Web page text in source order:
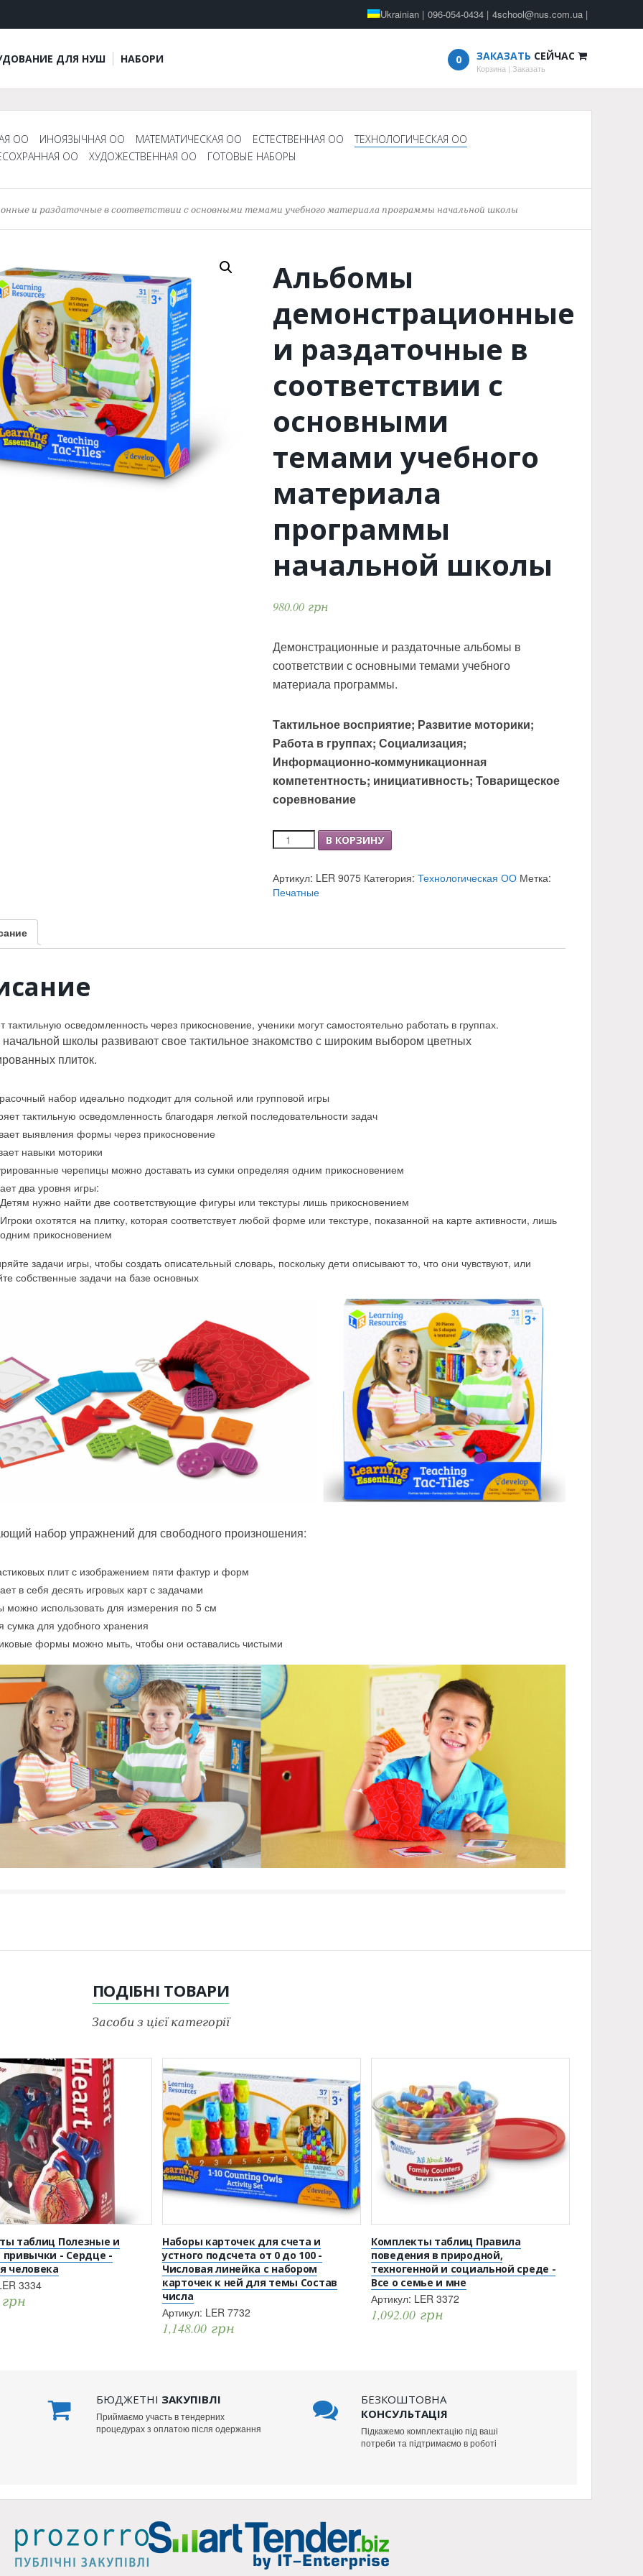
Ukrainian | 096-054-0434 | 4school@nus.com.ua |
ДЛЯ НУШ НАБОРИ 0 ЗАКАЗАТЬ СЕЙЧАС
Корзина | Заказать
ОО ИНОЯЗЫЧНАЯ ОО МАТЕМАТИЧЕСКАЯ ОО ЕСТЕСТВЕННАЯ ОО
ТЕХНОЛОГИЧЕСКАЯ ОО
ОО
ХУДОЖЕСТВЕННАЯ ОО ГОТОВЫЕ НАБОРЫ
и раздаточные в соответствии с основными темами учебного материала программы начальной школы
Альбомы
демонстрационные
и раздаточные в
соответствии с
основными
темами учебного
материала
программы
начальной школы
980.00 грн
Демонстрационные и раздаточные альбомы в
соответствии с основными темами учебного
материала программы.
Тактильное восприятие; Развитие моторики;
Работа в группах; Социализация;
Информационно-коммуникационная
компетентность; инициативность; Товарищеское
соревнование
Количество
Альбомы
и
раздаточные
основными
начальной
школы
В КОРЗИНУ
Артикул: LER 9075 Категория:Технологическая ОО Метка:
Печатные
осведомленность через прикосновение, ученики могут самостоятельно работать в группах.
начальной школы развивают свое тактильное знакомство с широким выбором цветных
плиток.
набор идеально подходит для сольной или групповой игры
тактильную осведомленность благодаря легкой последовательности задач
выявления формы через прикосновение
навыки моторики
черепицы можно доставать из сумки определяя одним прикосновением
два уровня игры:
Детям нужно найти две соответствующие фигуры или текстуры лишь прикосновением
Игроки охотятся на плитку, которая соответствует любой форме или текстуре, показанной на карте активности, лишь
одним прикосновением
задачи игры, чтобы создать описательный словарь, поскольку дети описывают то, что они чувствуют, или
собственные задачи на базе основных
набор упражнений для свободного произношения:
плит с изображением пяти фактур и форм
в себя десять игровых карт с задачами
использовать для измерения по 5 см
сумка для удобного хранения
формы можно мыть, чтобы они оставались чистыми
ПОДІБНІ ТОВАРИ
Засоби з цієї категорії
таблиц Полезные и
- Сердце -
человека
3334
грн
Наборы карточек для счета и
устного подсчета от 0 до 100 -
Числовая линейка с набором
карточек к ней для темы Состав
числа
Артикул: LER 7732
1,148.00 грн
Комплекты таблиц Правила
поведения в природной,
техногенной и социальной среде -
Все о семье и мне
Артикул: LER 3372
1,092.00 грн
БЮДЖЕТНІ ЗАКУПІВЛІ
Приймаємо участь в тендерних
процедурах з оплатою після одержання
БЕЗКОШТОВНА
КОНСУЛЬТАЦІЯ
Підкажемо комплектацію під ваші
потреби та підтримаємо в роботі